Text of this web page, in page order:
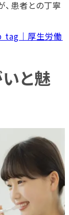
、患者との丁寧
tag｜厚生労働
と魅